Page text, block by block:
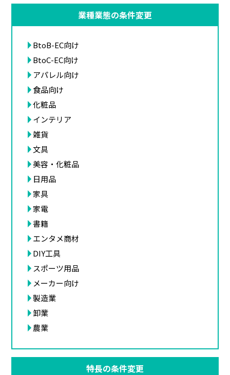
業種業態の条件変更
BtoB-EC向け
BtoC-EC向け
アパレル向け
食品向け
化粧品
インテリア
雑貨
文具
美容・化粧品
日用品
家具
家電
書籍
エンタメ商材
DIY工具
スポーツ用品
メーカー向け
製造業
卸業
農業
特長の条件変更